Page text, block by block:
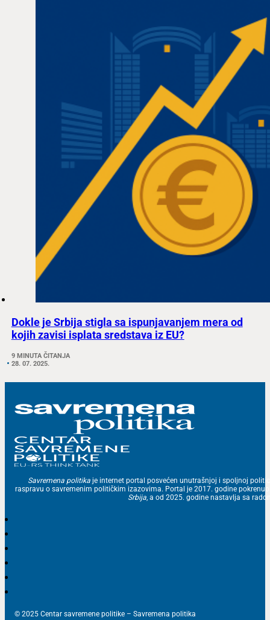
Dokle je Srbija stigla sa ispunjavanjem mera od
kojih zavisi isplata sredstava iz EU?
9 MINUTA ČITANJA
28. 07. 2025.
Savremena politika je internet portal posvećen unutrašnjoj i spoljnoj
raspravu o savremenim političkim izazovima. Portal je 2017. godine
Srbija, a od 2025. godine nastavlja sa
© 2025 Centar savremene politike – Savremena politika